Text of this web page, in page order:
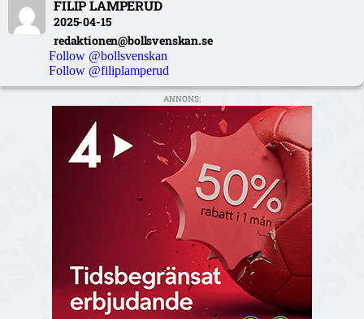
FILIP LAMPERUD
2025-04-15
redaktionen@bollsvenskan.se
Follow @bollsvenskan
Follow @filiplamperud
ANNONS: